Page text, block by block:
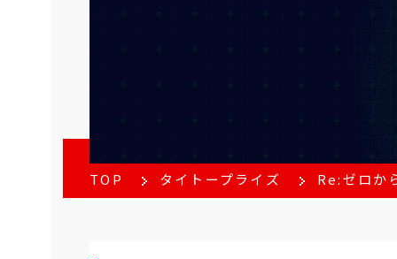
TOP タイトープライズ Re:ゼロか